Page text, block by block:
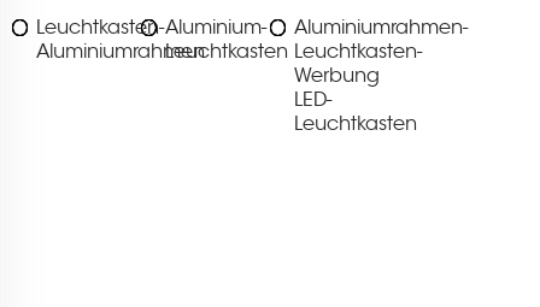
Leuchtkasten-
Aluminiumrahmen
Aluminium-
Leuchtkasten
Aluminiumrahmen-
Leuchtkasten-
Werbung
LED-
Leuchtkasten